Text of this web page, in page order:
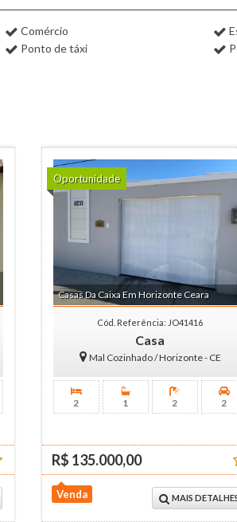
Comércio
Ponto de táxi
Oportunidade
Casas Da Caixa Em Horizonte Ceara
Cód. Referência: JO41416
Casa
Mal Cozinhado / Horizonte - CE
Venda
R$ 135.000,00
MAIS
2 1 2 2